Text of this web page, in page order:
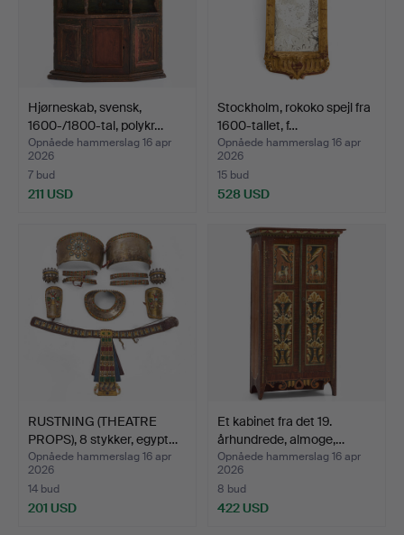
Hjørneskab, svensk,
1600-/1800-tal, polykr…
Opnåede hammerslag 16 apr
2026
7 bud
211 USD
Stockholm, rokoko spejl fra
1600-tallet, f…
Opnåede hammerslag 16 apr
2026
15 bud
528 USD
RUSTNING (THEATRE
PROPS), 8 stykker, egypt…
Opnåede hammerslag 16 apr
2026
14 bud
201 USD
Et kabinet fra det 19.
århundrede, almoge,…
Opnåede hammerslag 16 apr
2026
8 bud
422 USD